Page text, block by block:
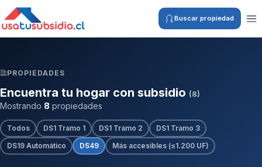
Buscar propiedad
PROPIEDADES
Encuentra tu hogar con subsidio (8)
Mostrando 8 propiedades
Todos DS1 Tramo 1 DS1 Tramo 2
DS1 Tramo 3
DS19 Automático
DS49 Más accesibles (≤1.200 UF)